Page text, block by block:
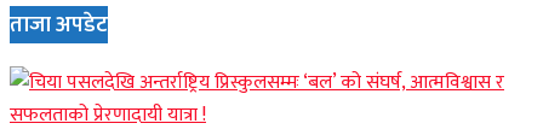
ताजा अपडेट